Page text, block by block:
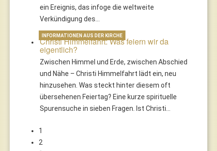
ein Ereignis, das infoge die weltweite
Verkündigung des…
Christi Himmelfahrt: Was feiern wir da
eigentlich?
Zwischen Himmel und Erde, zwischen Abschied
und Nähe – Christi Himmelfahrt lädt ein, neu
hinzusehen. Was steckt hinter diesem oft
übersehenen Feiertag? Eine kurze spirituelle
Spurensuche in sieben Fragen. Ist Christi…
INFORMATIONEN AUS DER KIRCHE
1
2